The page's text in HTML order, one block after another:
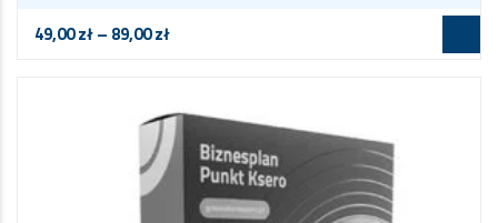
49,00zł– 89,00zł